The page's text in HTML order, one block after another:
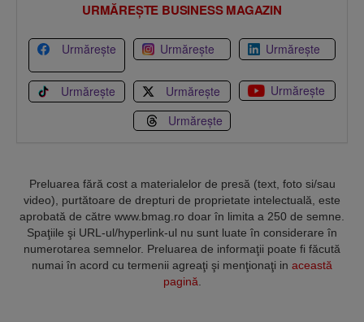
URMĂREȘTE BUSINESS MAGAZIN
Urmărește Urmărește Urmărește
Urmărește Urmărește
Urmărește
Urmărește
Preluarea fără cost a materialelor de presă (text, foto si/sau
video), purtătoare de drepturi de proprietate intelectuală, este
aprobată de către www.bmag.ro doar în limita a 250 de semne.
Spaţiile şi URL-ul/hyperlink-ul nu sunt luate în considerare în
numerotarea semnelor. Preluarea de informaţii poate fi făcută
numai în acord cu termenii agreaţi şi menţionaţi in această
pagină.